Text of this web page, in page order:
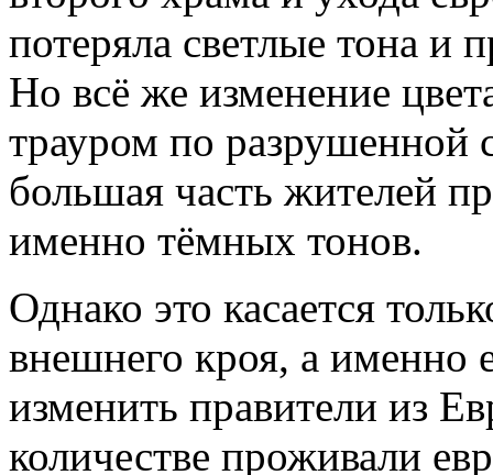
потеряла светлые тона и
Но всё же изменение
трауром по разрушенной
большая часть жителей
именно тёмных тонов.
Однако это касается
внешнего кроя, а именно
изменить правители из
количестве проживали